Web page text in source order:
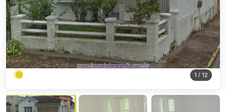
1 / 12